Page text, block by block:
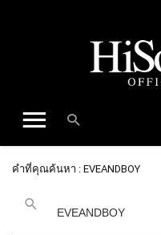
คำที่คุณค้นหา : EVEANDBOY